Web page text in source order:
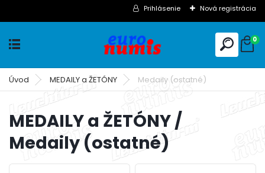
Prihlásenie Nová registrácia
0
Úvod MEDAILY a ŽETÓNY Medaily (ostatné)
MEDAILY a ŽETÓNY /
Medaily (ostatné)